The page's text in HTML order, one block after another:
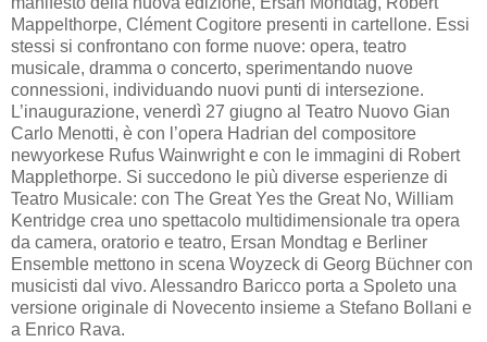
Mappelthorpe, Clément Cogitore presenti in cartellone. Essi
stessi si confrontano con forme nuove: opera, teatro
musicale, dramma o concerto, sperimentando nuove
connessioni, individuando nuovi punti di intersezione.
L’inaugurazione, venerdì 27 giugno al Teatro Nuovo Gian
Carlo Menotti, è con l’opera Hadrian del compositore
newyorkese Rufus Wainwright e con le immagini di Robert
Mapplethorpe. Si succedono le più diverse esperienze di
Teatro Musicale: con The Great Yes the Great No, William
Kentridge crea uno spettacolo multidimensionale tra opera
da camera, oratorio e teatro, Ersan Mondtag e Berliner
Ensemble mettono in scena Woyzeck di Georg Büchner con
musicisti dal vivo. Alessandro Baricco porta a Spoleto una
versione originale di Novecento insieme a Stefano Bollani e
a Enrico Rava.